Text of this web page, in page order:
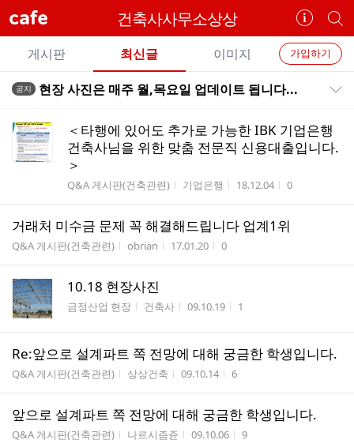
cafe 건축사사무소상상
카
페
정
보
개
별
카
페
검
카
페
가입하기
게시판 최신글 이미지
전
글
공지 현장 사진은 매주 월,목요일 업데이트 됩니다...
＜타행에 있어도 추가로 가능한 IBK 기업은행
건축사님을 위한 맞춤 전문직 신용대출입니다.
＞
게시판명
Q&A 게시판(건축관련) 작성자
기업은행 작성시간
18.12.04 조회수
0
거래처 미수금 문제 꼭 해결해드립니다 업계1위
게시판명
Q&A 게시판(건축관련) 작성자
obrian 작성시간
17.01.20 조회수
0
10.18 현장사진
게시판명
금정산업 현장 작성자
건축사 작성시간
09.10.19 조회수
1
Re:앞으로 설계파트 쪽 전망에 대해 궁금한 학생입니다.
게시판명
Q&A 게시판(건축관련) 작성자
상상건축 작성시간
09.10.14 조회수
6
앞으로 설계파트 쪽 전망에 대해 궁금한 학생입니다.
게시판명
Q&A 게시판(건축관련) 작성자
나르시즘쥰 작성시간
09.10.06 조회수
9